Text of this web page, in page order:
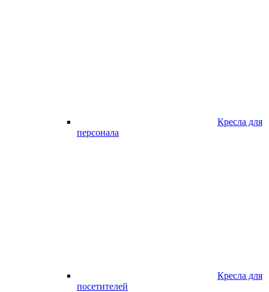
Кресла для
персонала
Кресла для
посетителей